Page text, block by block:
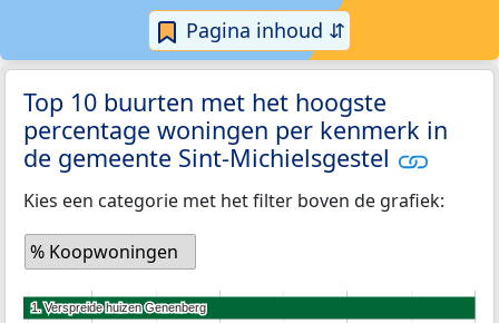
Pagina inhoud ⇵
Top 10 buurten met het hoogste
percentage woningen per kenmerk in
de gemeente Sint-Michielsgestel
Kies een categorie met het filter boven de grafiek:
% Koopwoningen
1. Verspreide huizen Genenberg
1. Verspreide huizen Genenberg